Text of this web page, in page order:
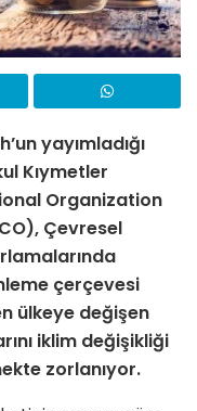
yayımladığı
Kıymetler
Organization
Çevresel
çerçevesi
ülkeye değişen
iklim değişikliği
zorlanıyor.